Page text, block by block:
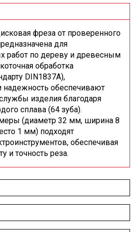
фреза от проверенного
для
работ по дереву и древесным
обработка
DIN1837A),
надежность обеспечивают
изделия благодаря
сплава (64 зуба).
(диаметр 32 мм, ширина 8
1 мм) подходят
обеспечивая
и точность реза.